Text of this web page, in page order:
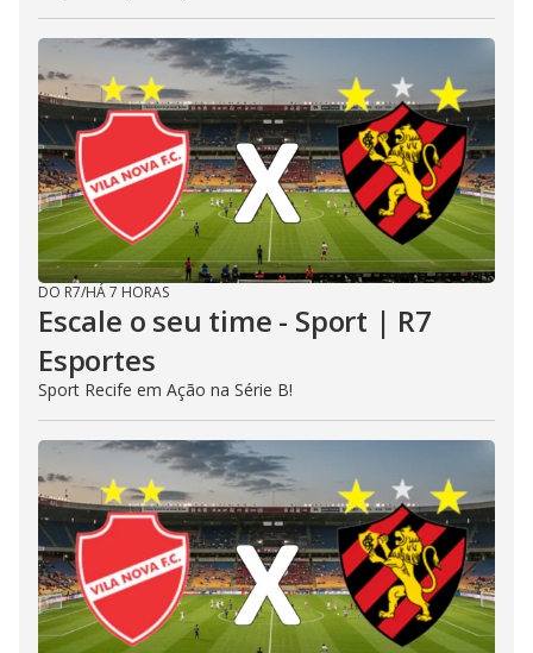
DO R7/HÁ 7 HORAS
Escale o seu time - Sport | R7
Esportes
Sport Recife em Ação na Série B!